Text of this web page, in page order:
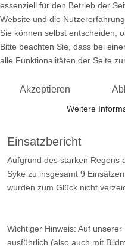
Einsatzbericht
Aufgrund des starken Regens
Syke zu insgesamt 9
wurden zum Glück nicht
Wichtiger Hinweis: Auf
ausführlich (also auch mit
essenziell für den Betrieb der
Website und die
Sie können selbst entscheiden,
Bitte beachten Sie, dass bei
alle Funktionalitäten der Seite
Akzeptieren
Weitere